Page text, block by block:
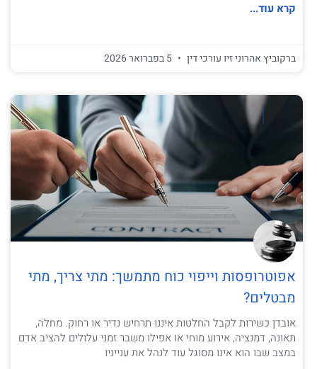
קרא עוד...
ברקוביץ אהרוני זיו עורכי דין
אפוטרופסות וייפוי כוח מתמשך: מתי צריך, מתי
מבטלים?
אובדן כשירות לקבל החלטות איננו תרחיש נדיר או רחוק. מחלה,
תאונה, דמנציה, אירוע מוחי או אפילו משבר זמני עלולים להציב אדם
במצב שבו הוא אינו מסוגל עוד לנהל את ענייניו